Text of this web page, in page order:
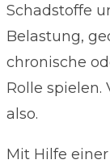
Schadstoffe
Belastung,
chronische
Rolle spielen.
also.
Mit Hilfe